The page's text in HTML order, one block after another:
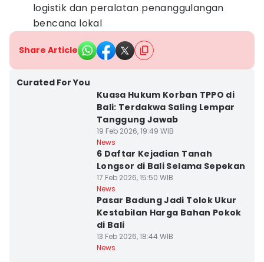
logistik dan peralatan penanggulangan
bencana lokal
Share Article
Curated For You
Kuasa Hukum Korban TPPO di
Bali: Terdakwa Saling Lempar
Tanggung Jawab
19 Feb 2026, 19:49 WIB
News
6 Daftar Kejadian Tanah
Longsor di Bali Selama Sepekan
17 Feb 2026, 15:50 WIB
News
Pasar Badung Jadi Tolok Ukur
Kestabilan Harga Bahan Pokok
di Bali
13 Feb 2026, 18:44 WIB
News